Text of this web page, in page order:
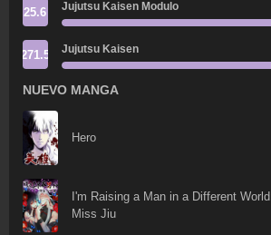
25.6 Jujutsu Kaisen Modulo
271.5 Jujutsu Kaisen
NUEVO MANGA
Hero
I'm Raising a Man in a Different
Miss Jiu